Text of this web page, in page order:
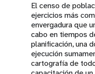
El censo de
ejercicios más
envergadura que
cabo en tiempos
planificación, una
ejecución
cartografía de